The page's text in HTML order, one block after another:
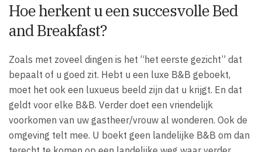
Hoe herkent u een succesvolle Bed
and Breakfast?
Zoals met zoveel dingen is het “het eerste gezicht” dat
bepaalt of u goed zit. Hebt u een luxe B&B geboekt,
moet het ook een luxueus beeld zijn dat u krijgt. En dat
geldt voor elke B&B. Verder doet een vriendelijk
voorkomen van uw gastheer/vrouw al wonderen. Ook de
omgeving telt mee. U boekt geen landelijke B&B om dan